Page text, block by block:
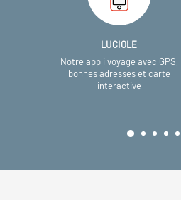
LUCIOLE
Notre appli voyage avec GPS,
bonnes adresses et carte
interactive